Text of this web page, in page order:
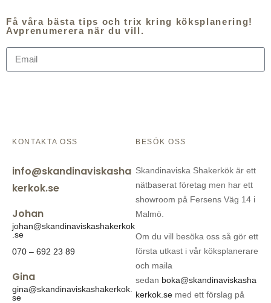
Få våra bästa tips och trix kring köksplanering!
Avprenumerera när du vill.
KONTAKTA OSS
info@skandinaviskasha
kerkok.se
Johan
johan@skandinaviskashakerkok
.se
070 – 692 23 89
Gina
gina@skandinaviskashakerkok.
se
BESÖK OSS
Skandinaviska Shakerkök är ett
nätbaserat företag men har ett
showroom på Fersens Väg 14 i
Malmö.
Om du vill besöka oss så gör ett
första utkast i vår köksplanerare
och maila
sedan boka@skandinaviskasha
kerkok.se med ett förslag på